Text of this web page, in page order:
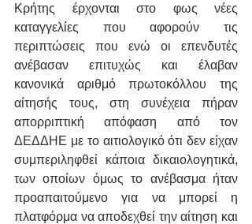
Κρήτης έρχονται στο φως νέες
καταγγελίες που αφορούν τις
περιπτώσεις που ενώ οι επενδυτές
ανέβασαν επιτυχώς και έλαβαν
κανονικά αριθμό πρωτοκόλλου της
αίτησής τους, στη συνέχεια πήραν
απορριπτική απόφαση από τον
ΔΕΔΔΗΕ με το αιτιολογικό ότι δεν είχαν
συμπεριληφθεί κάποια δικαιολογητικά,
των οποίων όμως το ανέβασμα ήταν
προαπαιτούμενο για να μπορεί η
πλατφόρμα να αποδεχθεί την αίτηση και